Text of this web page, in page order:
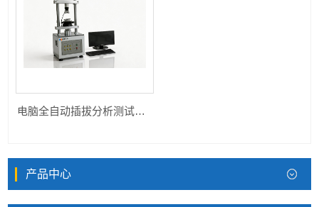
电脑全自动插拔分析测试仪HK-ZDCB-1220S
产品中心